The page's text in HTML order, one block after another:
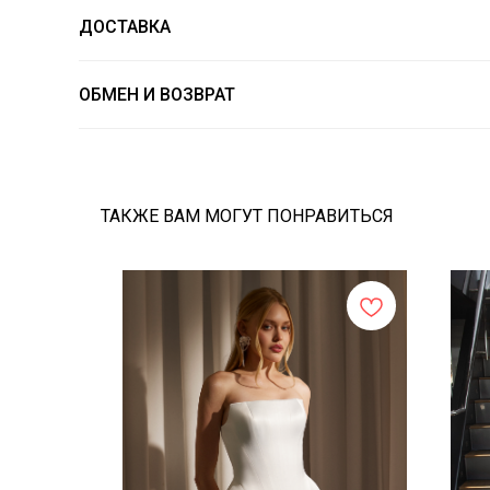
ДОСТАВКА
ОБМЕН И ВОЗВРАТ
ТАКЖЕ ВАМ МОГУТ ПОНРАВИТЬСЯ